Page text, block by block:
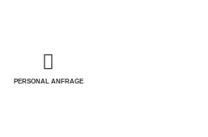
PERSONAL ANFRAGE